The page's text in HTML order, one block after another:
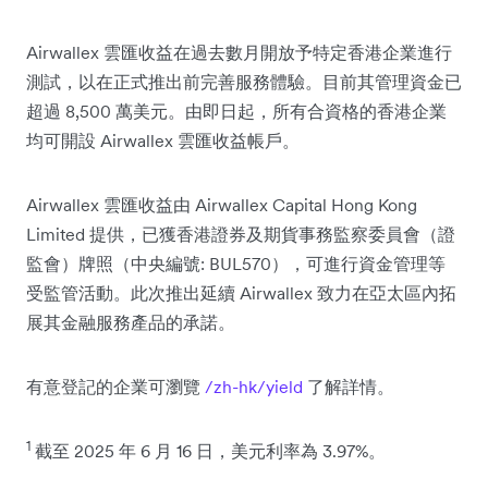
Airwallex 雲匯收益在過去數月開放予特定香港企業進行
測試，以在正式推出前完善服務體驗。目前其管理資金已
超過 8,500 萬美元。由即日起，所有合資格的香港企業
均可開設 Airwallex 雲匯收益帳戶。
Airwallex 雲匯收益由 Airwallex Capital Hong Kong
Limited 提供，已獲香港證券及期貨事務監察委員會（證
監會）牌照（中央編號: BUL570），可進行資金管理等
受監管活動。此次推出延續 Airwallex 致力在亞太區內拓
展其金融服務產品的承諾。
有意登記的企業可瀏覽 /zh-hk/yield 了解詳情。
1 截至 2025 年 6 月 16 日，美元利率為 3.97%。